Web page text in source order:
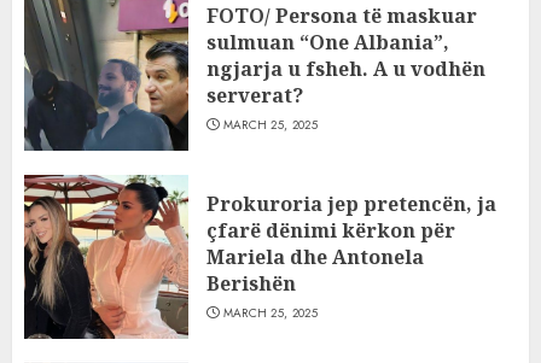
FOTO/ Persona të maskuar
sulmuan “One Albania”,
ngjarja u fsheh. A u vodhën
serverat?
MARCH 25, 2025
Prokuroria jep pretencën, ja
çfarë dënimi kërkon për
Mariela dhe Antonela
Berishën
MARCH 25, 2025